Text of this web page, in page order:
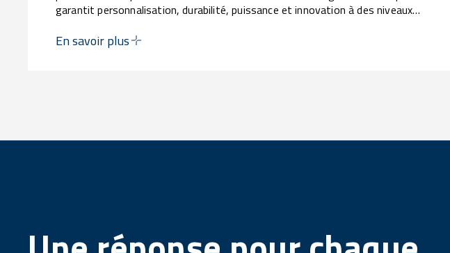
garantit personnalisation, durabilité, puissance et innovation à des niveaux
En savoir plus